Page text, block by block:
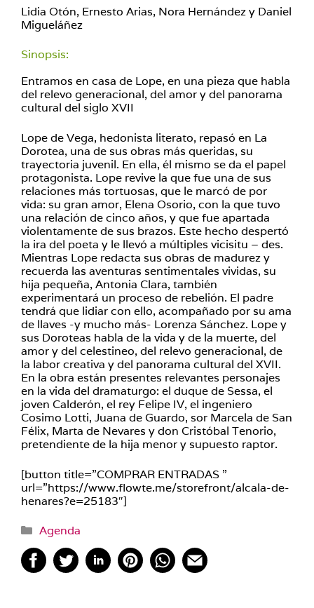
Lidia Otón, Ernesto Arias, Nora Hernández y Daniel
Migueláñez
Sinopsis:
Entramos en casa de Lope, en una pieza que habla
del relevo generacional, del amor y del panorama
cultural del siglo XVII
Lope de Vega, hedonista literato, repasó en La
Dorotea, una de sus obras más queridas, su
trayectoria juvenil. En ella, él mismo se da el papel
protagonista. Lope revive la que fue una de sus
relaciones más tortuosas, que le marcó de por
vida: su gran amor, Elena Osorio, con la que tuvo
una relación de cinco años, y que fue apartada
violentamente de sus brazos. Este hecho despertó
la ira del poeta y le llevó a múltiples vicisitu – des.
Mientras Lope redacta sus obras de madurez y
recuerda las aventuras sentimentales vividas, su
hija pequeña, Antonia Clara, también
experimentará un proceso de rebelión. El padre
tendrá que lidiar con ello, acompañado por su ama
de llaves -y mucho más- Lorenza Sánchez. Lope y
sus Doroteas habla de la vida y de la muerte, del
amor y del celestineo, del relevo generacional, de
la labor creativa y del panorama cultural del XVII.
En la obra están presentes relevantes personajes
en la vida del dramaturgo: el duque de Sessa, el
joven Calderón, el rey Felipe IV, el ingeniero
Cosimo Lotti, Juana de Guardo, sor Marcela de San
Félix, Marta de Nevares y don Cristóbal Tenorio,
pretendiente de la hija menor y supuesto raptor.
[button title=”COMPRAR ENTRADAS ”
url=”https://www.flowte.me/storefront/alcala-de-
henares?e=25183″]
Categorías
Agenda